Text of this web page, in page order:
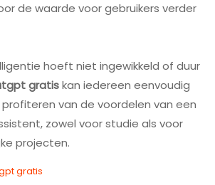
de waarde voor gebruikers verder
hoeft niet ingewikkeld of duur
gratiskan iedereen eenvoudig
van de voordelen van een
zowel voor studie als voor
projecten.
gratis